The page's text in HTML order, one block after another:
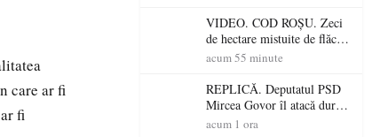
care ar fi
fi
VIDEO. COD ROȘU. Zeci
de hectare mistuite de flăcări
în Satu Mare! Pompierii au
contracronometru pentru a
salva o pădure de la dezastru
acum 55 minute
REPLICĂ. Deputatul PSD
Mircea Govor îl atacă dur
pe Ilie Bolojan: „Românii
acum 1 ora